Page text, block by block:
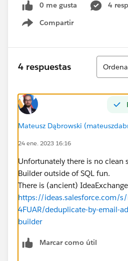
0 me gusta
4
Compartir
Show menu
4 respuestas
Ordenar
Mateusz Dąbrowski
24 ene. 2023 16:16
Unfortunately there is no clean
Builder outside of SQL fun.
There is (ancient)
https://ideas.salesforce.com/
4FUAR/deduplicate-by-email-
builder
Marcar como útil